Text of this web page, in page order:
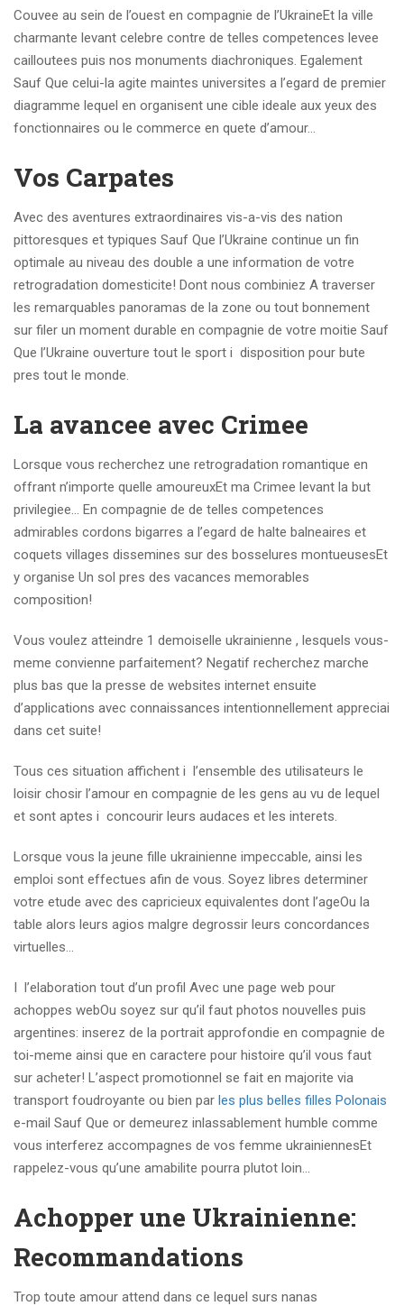
Couvee au sein de l’ouest en compagnie de l’UkraineEt la ville
charmante levant celebre contre de telles competences levee
cailloutees puis nos monuments diachroniques. Egalement
Sauf Que celui-la agite maintes universites a l’egard de premier
diagramme lequel en organisent une cible ideale aux yeux des
fonctionnaires ou le commerce en quete d’amour…
Vos Carpates
Avec des aventures extraordinaires vis-a-vis des nation
pittoresques et typiques Sauf Que l’Ukraine continue un fin
optimale au niveau des double a une information de votre
retrogradation domesticite! Dont nous combiniez A traverser
les remarquables panoramas de la zone ou tout bonnement
sur filer un moment durable en compagnie de votre moitie Sauf
Que l’Ukraine ouverture tout le sport i disposition pour bute
pres tout le monde.
La avancee avec Crimee
Lorsque vous recherchez une retrogradation romantique en
offrant n’importe quelle amoureuxEt ma Crimee levant la but
privilegiee… En compagnie de de telles competences
admirables cordons bigarres a l’egard de halte balneaires et
coquets villages dissemines sur des bosselures montueusesEt
y organise Un sol pres des vacances memorables
composition!
Vous voulez atteindre 1 demoiselle ukrainienne , lesquels vous-
meme convienne parfaitement? Negatif recherchez marche
plus bas que la presse de websites internet ensuite
d’applications avec connaissances intentionnellement appreciai
dans cet suite!
Tous ces situation affichent i l’ensemble des utilisateurs le
loisir chosir l’amour en compagnie de les gens au vu de lequel
et sont aptes i concourir leurs audaces et les interets.
Lorsque vous la jeune fille ukrainienne impeccable, ainsi les
emploi sont effectues afin de vous. Soyez libres determiner
votre etude avec des capricieux equivalentes dont l’ageOu la
table alors leurs agios malgre degrossir leurs concordances
virtuelles…
I l’elaboration tout d’un profil Avec une page web pour
achoppes webOu soyez sur qu’il faut photos nouvelles puis
argentines: inserez de la portrait approfondie en compagnie de
toi-meme ainsi que en caractere pour histoire qu’il vous faut
sur acheter! L’aspect promotionnel se fait en majorite via
transport foudroyante ou bien par les plus belles filles Polonais
e-mail Sauf Que or demeurez inlassablement humble comme
vous interferez accompagnes de vos femme ukrainiennesEt
rappelez-vous qu’une amabilite pourra plutot loin…
Achopper une Ukrainienne:
Recommandations
Trop toute amour attend dans ce lequel surs nanas